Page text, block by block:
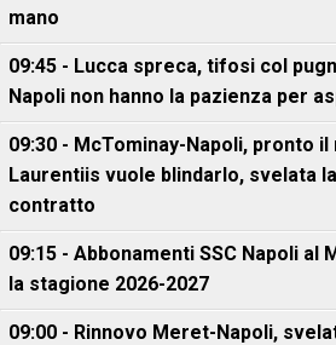
mano
09:45 - Lucca spreca, tifosi col
Napoli non hanno la pazienza per
09:30 - McTominay-Napoli, pronto il
Laurentiis vuole blindarlo, svelata
contratto
09:15 - Abbonamenti SSC Napoli al
la stagione 2026-2027
09:00 - Rinnovo Meret-Napoli,